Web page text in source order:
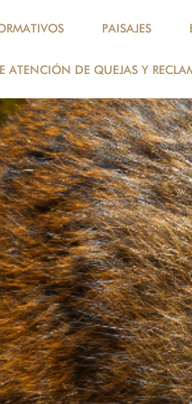
PAISAJES
ATENCIÓN DE QUEJAS Y